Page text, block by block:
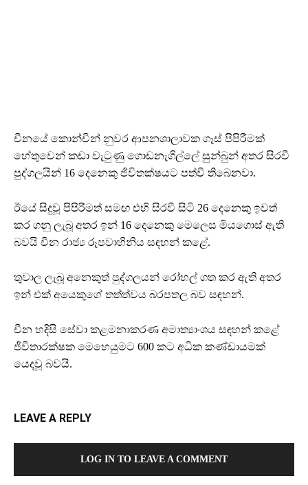
චීනයේ කොන්චින් නුවර ආපනශාලාවක ගෑස් පිපිරීමක්
හේතුවෙන් කඩා වැටුණු ගොඩනැගිල්ලේ සුන්බුන් අතර සිරවී
පුද්ගලයින් 16 දෙනෙකු ජිවිතක්ෂයට පත්වී තිබෙනවා.
ඊයේ සිදුවූ පිපිරීමත් සමඟ එහි සිරවී සිටි 26 දෙනෙකු ඉවත්
කර ගනු ලැබූ අතර ඉන් 16 දෙනෙකු මෙලෙස මියගොස් ඇති
බවයි චීන රාජ්‍ය රූපවාහිනිය සඳහන් කළේ.
තුවාල ලැබූ අනෙකුත් පුද්ගලයන් රෝහල් ගත කර ඇති අතර
ඉන් එක් අයෙකුගේ තත්ත්වය බරපතල බව සඳහන්.
චීන හදිසි සේවා කළමනාකරණ අමාත්‍යාංශය සඳහන් කළේ
ජීවිතාරක්ෂක මෙහෙයුමට 600 කට අධික කණ්ඩායමක්
යෙදවූ බවයි.
LEAVE A REPLY
LOG IN TO LEAVE A COMMENT